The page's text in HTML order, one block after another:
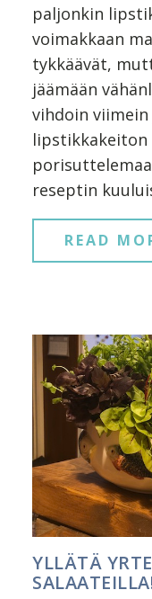
paljonkin
voimakkaan
tykkäävät,
jäämään
vihdoin
lipstikkakeiton
reseptin
READ
YLLÄTÄ